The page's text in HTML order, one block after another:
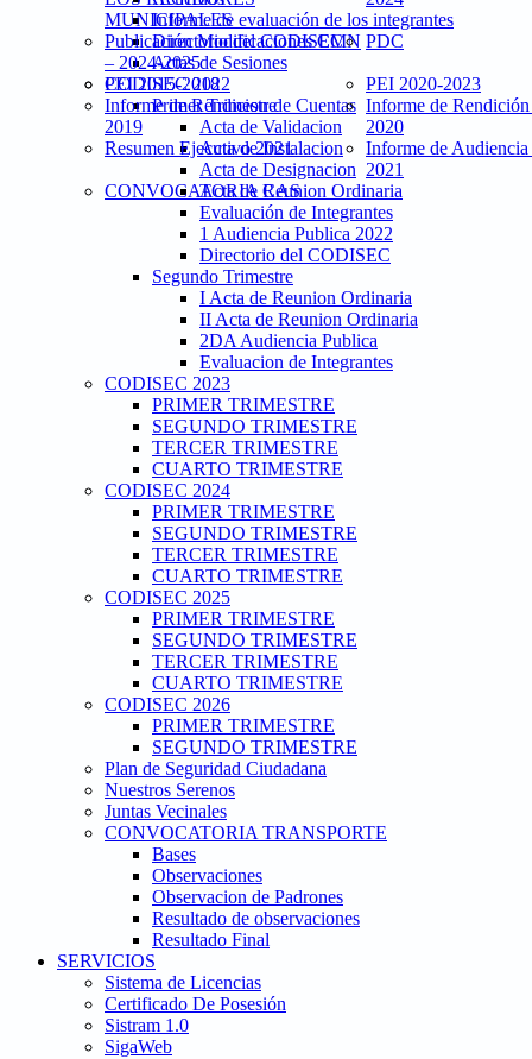
MUNICIPALES
Publicación Modificaciones CMN
– 2024-2025
PDC
PEI 2015-2018
PEI 2020-2023
Informe de Rendicion de Cuentas
2019
Informe de Rendición
2020
Resumen Ejecutivo 2021
Informe de
2021
CONVOCATORIA CAS
Informe de evaluación de los integrantes
Directorio del CODISEC
Actas de Sesiones
CODISEC 2022
Primer Trimestre
Acta de Validacion
Acta de Instalacion
Acta de Designacion
Acta de Reunion Ordinaria
Evaluación de Integrantes
1 Audiencia Publica 2022
Directorio del CODISEC
Segundo Trimestre
I Acta de Reunion Ordinaria
II Acta de Reunion Ordinaria
2DA Audiencia Publica
Evaluacion de Integrantes
CODISEC 2023
PRIMER TRIMESTRE
SEGUNDO TRIMESTRE
TERCER TRIMESTRE
CUARTO TRIMESTRE
CODISEC 2024
PRIMER TRIMESTRE
SEGUNDO TRIMESTRE
TERCER TRIMESTRE
CUARTO TRIMESTRE
CODISEC 2025
PRIMER TRIMESTRE
SEGUNDO TRIMESTRE
TERCER TRIMESTRE
CUARTO TRIMESTRE
CODISEC 2026
PRIMER TRIMESTRE
SEGUNDO TRIMESTRE
Plan de Seguridad Ciudadana
Nuestros Serenos
Juntas Vecinales
CONVOCATORIA TRANSPORTE
Bases
Observaciones
Observacion de Padrones
Resultado de observaciones
Resultado Final
SERVICIOS
Sistema de Licencias
Certificado De Posesión
Sistram 1.0
SigaWeb